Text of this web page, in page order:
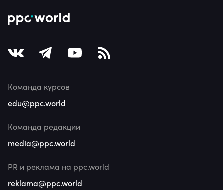
Команда курсов
edu@ppc.world
Команда редакции
media@ppc.world
PR и реклама на ppc.world
reklama@ppc.world